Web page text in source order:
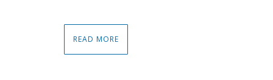
READ MORE